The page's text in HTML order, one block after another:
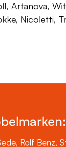
Nicoletti,
Rolf Benz,